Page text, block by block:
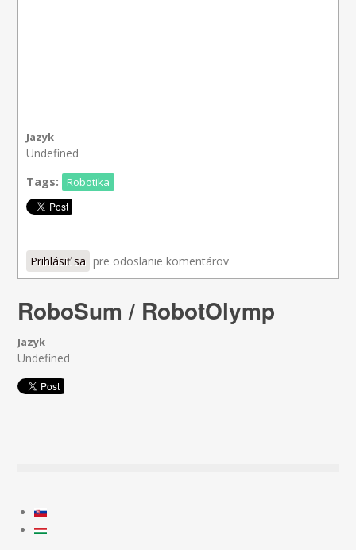
Jazyk
Undefined
Tags:
Robotika
Prihlásiť sa pre odoslanie komentárov
RoboSum / RobotOlymp
Jazyk
Undefined